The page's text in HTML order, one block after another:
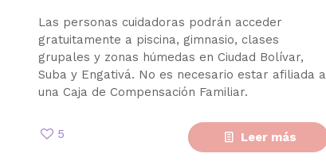
Las personas cuidadoras podrán acceder
gratuitamente a piscina, gimnasio, clases
grupales y zonas húmedas en Ciudad Bolívar,
Suba y Engativá. No es necesario estar afiliada a
una Caja de Compensación Familiar.
5 Leer más